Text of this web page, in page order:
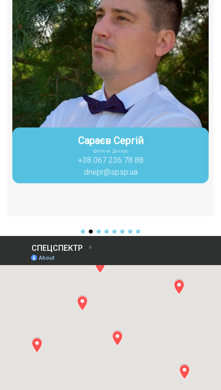
Сараєв Сергій
Філія м. Дніпро
+38 067 236 78 88
dnepr@spsp.ua